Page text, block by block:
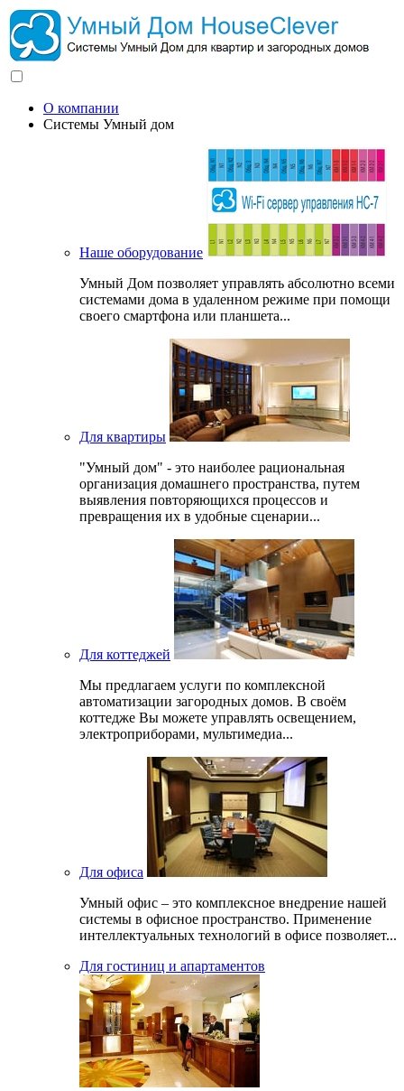
О компании
Системы Умный дом
Наше оборудование
Умный Дом позволяет управлять абсолютно всеми
системами дома в удаленном режиме при помощи
своего смартфона или планшета...
Для квартиры
"Умный дом" - это наиболее рациональная
организация домашнего пространства, путем
выявления повторяющихся процессов и
превращения их в удобные сценарии...
Для коттеджей
Мы предлагаем услуги по комплексной
автоматизации загородных домов. В своём
коттедже Вы можете управлять освещением,
электроприборами, мультимедиа...
Для офиса
Умный офис – это комплексное внедрение нашей
системы в офисное пространство. Применение
интеллектуальных технологий в офисе позволяет...
Для гостиниц и апартаментов